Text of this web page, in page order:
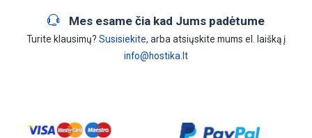
Mes esame čia kad Jums padėtume
Turite klausimų? Susisiekite, arba atsiųskite mums el. laišką į
info@hostika.lt